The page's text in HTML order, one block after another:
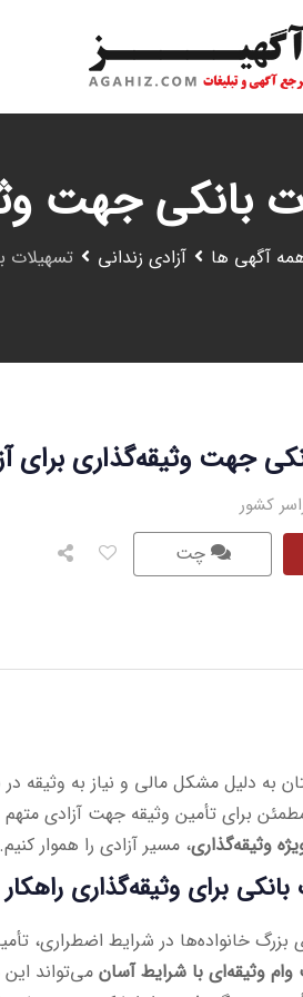
بانکی جهت
آگهی ها آزادی زندانی تسهیلات
جهت وثیقه‌گذاری برای
چت
به دلیل مشکل مالی و نیاز به وثیقه
برای تأمین وثیقه جهت آزادی متهم
وثیقه‌گذاری، مسیر آزادی را هموار کنیم.
برای وثیقه‌گذاری
خانواده‌ها در شرایط اضطراری،
وام وثیقه‌ای با شرایط آسان می‌تواند